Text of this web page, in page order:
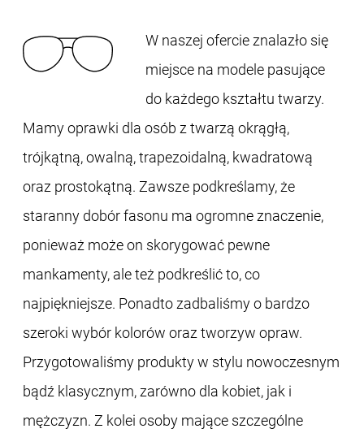
W naszej ofercie znalazło się
miejsce na modele pasujące
do każdego kształtu twarzy.
Mamy oprawki dla osób z twarzą okrągłą,
trójkątną, owalną, trapezoidalną, kwadratową
oraz prostokątną. Zawsze podkreślamy, że
staranny dobór fasonu ma ogromne znaczenie,
ponieważ może on skorygować pewne
mankamenty, ale też podkreślić to, co
najpiękniejsze. Ponadto zadbaliśmy o bardzo
szeroki wybór kolorów oraz tworzyw opraw.
Przygotowaliśmy produkty w stylu nowoczesnym
bądź klasycznym, zarówno dla kobiet, jak i
mężczyzn. Z kolei osoby mające szczególne